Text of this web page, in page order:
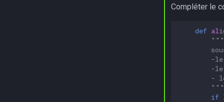
Compléter le
def
"""
-
-
-
        """
if